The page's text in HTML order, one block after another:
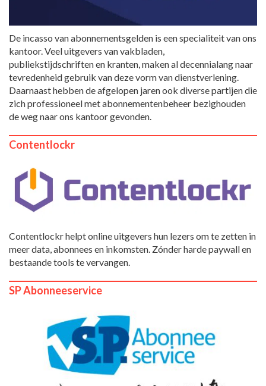
De incasso van abonnementsgelden is een specialiteit van ons
kantoor. Veel uitgevers van vakbladen,
publiekstijdschriften en kranten, maken al decennialang naar
tevredenheid gebruik van deze vorm van dienstverlening.
Daarnaast hebben de afgelopen jaren ook diverse partijen die
zich professioneel met abonnementenbeheer bezighouden
de weg naar ons kantoor gevonden.
Contentlockr
Contentlockr helpt online uitgevers hun lezers om te zetten in
meer data, abonnees en inkomsten. Zónder harde paywall en
bestaande tools te vervangen.
SP Abonneeservice